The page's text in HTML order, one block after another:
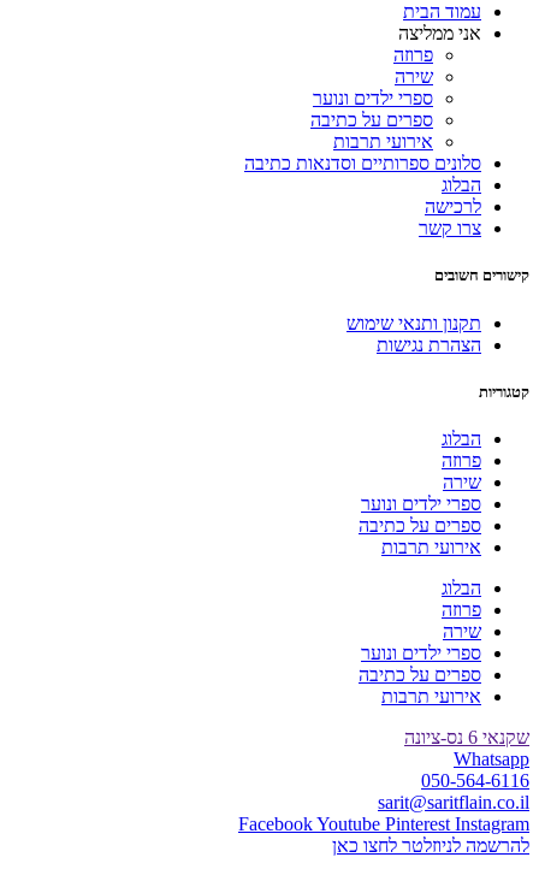
עמוד הבית
אני ממליצה
פרוזה
שירה
ספרי ילדים ונוער
ספרים על כתיבה
אירועי תרבות
סלונים ספרותיים וסדנאות כתיבה
הבלוג
לרכישה
צרו קשר
קישורים חשובים
תקנון ותנאי שימוש
הצהרת נגישות
קטגוריות
הבלוג
פרוזה
שירה
ספרי ילדים ונוער
ספרים על כתיבה
אירועי תרבות
הבלוג
פרוזה
שירה
ספרי ילדים ונוער
ספרים על כתיבה
אירועי תרבות
שקנאי 6 נס-ציונה
Whatsapp
050-564-6116
sarit@saritflain.co.il
FacebookYoutube Pinterest Instagram
להרשמה לניוזלטר לחצו כאן